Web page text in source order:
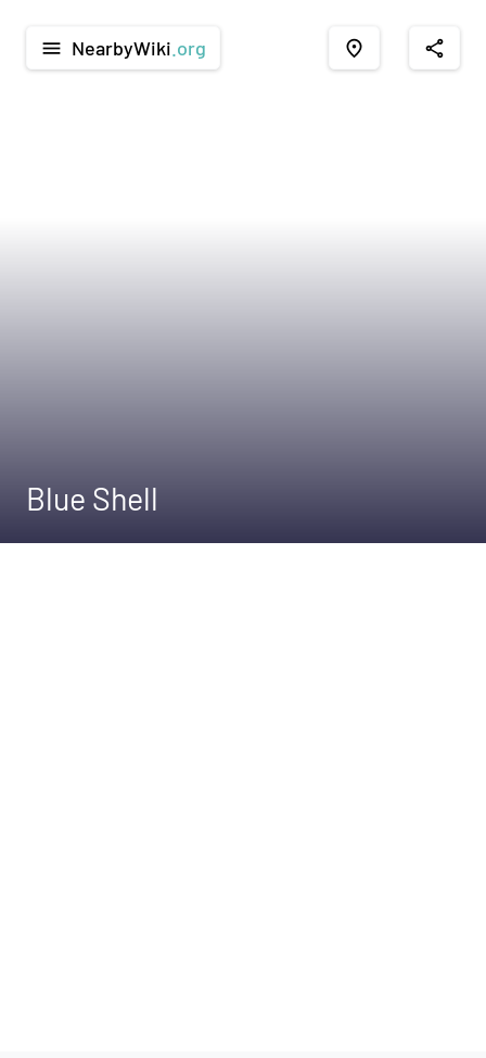
menu NearbyWiki .org place share
Blue Shell